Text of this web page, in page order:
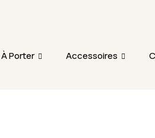
Porter Accessoires
au 12 août. L'ajout au panier